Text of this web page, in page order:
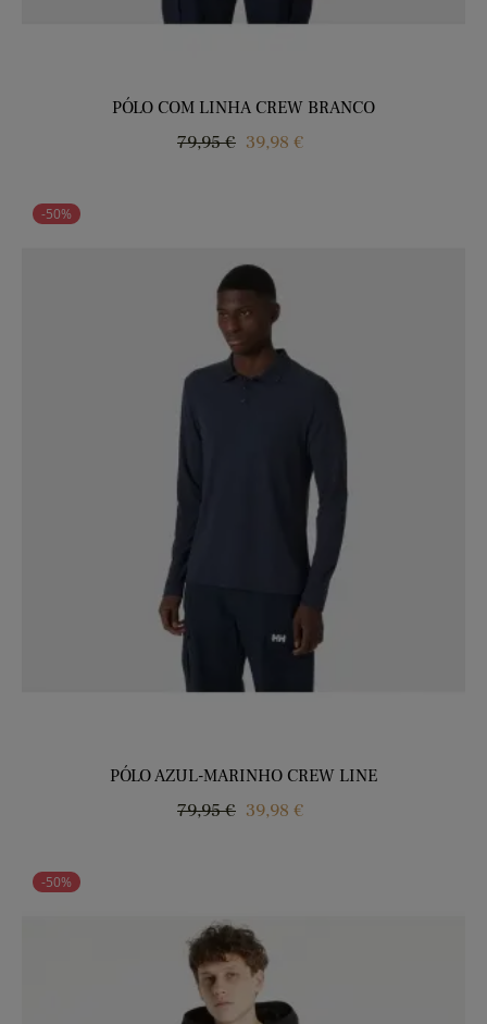
PÓLO COM LINHA CREW BRANCO
Regular
79,95 € Price
39,98 €
-50%
PÓLO AZUL-MARINHO CREW LINE
Regular
79,95 € Price
39,98 €
-50%